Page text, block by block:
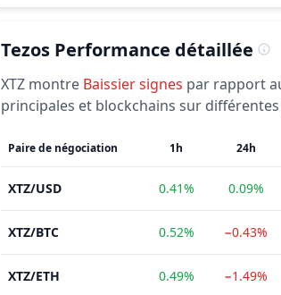
Tezos Performance détaillée
XTZ montre Baissiersignes par rapport
principales et blockchains sur
Paire de négociation 1h 24h
XTZ/USD 0.41% 0.09%
XTZ/BTC 0.52% −0.43%
XTZ/ETH 0.49% −1.49%